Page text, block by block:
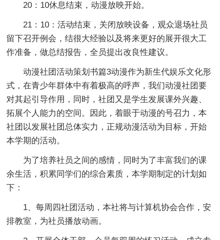
20：10休息结束，动漫放映开始。
21：10：活动结束，关闭放映设备，观众退场社员
留下召开例会，结很大经验以及将来更好的展开很大工
作准备，做总结报告，全员提出改良性建议。
动漫社团活动策划书篇3动漫作为新生代娱乐文化形
式，在青少年群体中有着极高的呼声，我们动漫社团要
对其起引导作用，同时，社团又是学生发展课外兴趣、
拓展个人能力的空间。因此，着眼于动漫的号召力，本
社团以发展社团总体实力，正规动漫活动为目标，开始
本学期的活动。
为了培养社员之间的感情，同时为了丰富我们的课
余生活，积累同学们的综合素质，本学期制定的计划如
下：
1、每周四社团活动，本社将与计算机协会合作，安
排教室，为社员播放动画。